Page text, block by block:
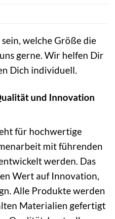
welche Größe die
gerne. Wir helfen Dir
Dich individuell.
und Innovation
für hochwertige
mit führenden
werden. Das
Wert auf Innovation,
Alle Produkte werden
Materialien gefertigt